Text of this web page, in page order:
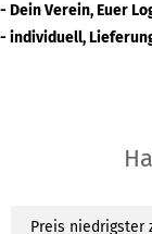
- Dein Verein, Euer
- individuell,
Preis niedrigster